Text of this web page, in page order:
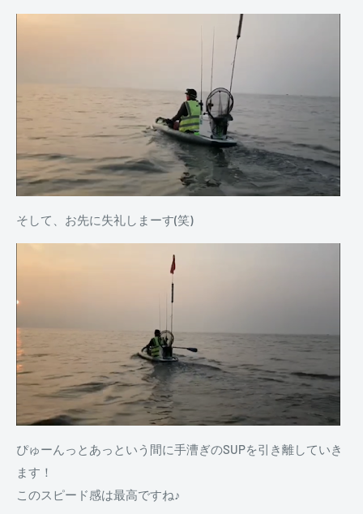
そして、お先に失礼しまーす(笑)
ぴゅーんっとあっという間に手漕ぎのSUPを引き離していき
ます！
このスピード感は最高ですね♪